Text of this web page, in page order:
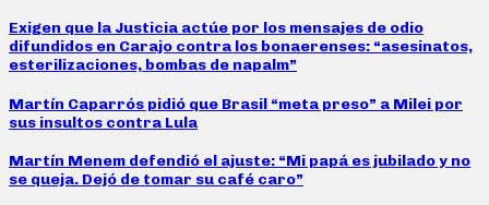
Exigen que la Justicia actúe por los mensajes de odio
difundidos en Carajo contra los bonaerenses: “asesinatos,
esterilizaciones, bombas de napalm”
Martín Caparrós pidió que Brasil “meta preso” a Milei por
sus insultos contra Lula
Martín Menem defendió el ajuste: “Mi papá es jubilado y no
se queja. Dejó de tomar su café caro”